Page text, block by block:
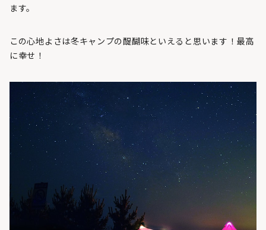
ます。
この心地よさは冬キャンプの醍醐味といえると思います！最高
に幸せ！